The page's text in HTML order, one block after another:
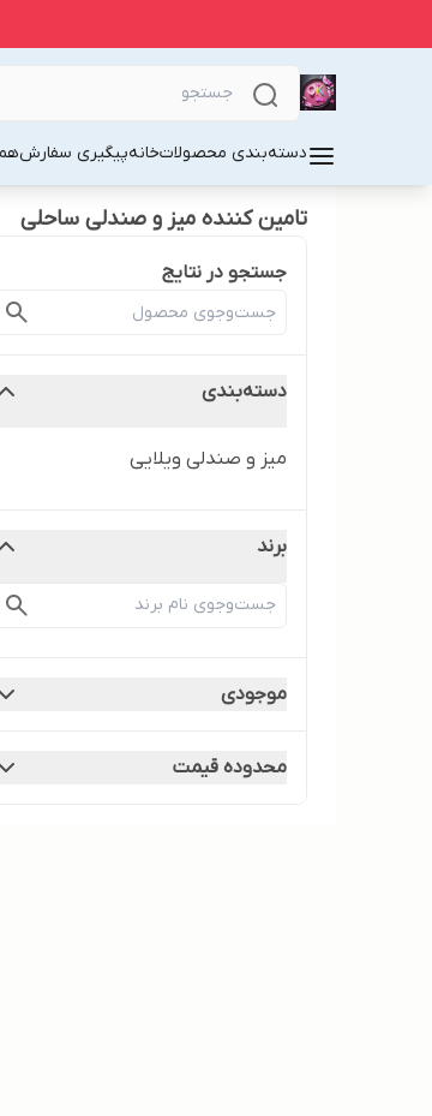
دسته‌بندی محصولاتخانهپیگیری سفارش
تامین کننده میز و صندلی ساحلی
جستجو در نتایج
دسته‌بندی
میز و صندلی ویلایی
برند
موجودی
محدوده قیمت